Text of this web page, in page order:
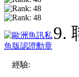
經驗:
9.